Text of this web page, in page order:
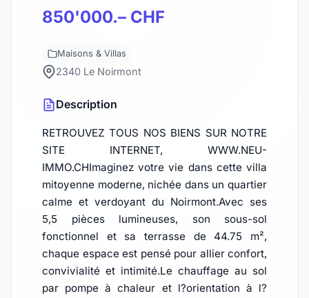
850'000.– CHF
Maisons & Villas
2340 Le Noirmont
Description
RETROUVEZ TOUS NOS BIENS SUR NOTRE
SITE INTERNET, WWW.NEU-
IMMO.CHImaginez votre vie dans cette villa
mitoyenne moderne, nichée dans un quartier
calme et verdoyant du Noirmont.Avec ses
5,5 pièces lumineuses, son sous-sol
fonctionnel et sa terrasse de 44.75 m²,
chaque espace est pensé pour allier confort,
convivialité et intimité.Le chauffage au sol
par pompe à chaleur et l?orientation à l?